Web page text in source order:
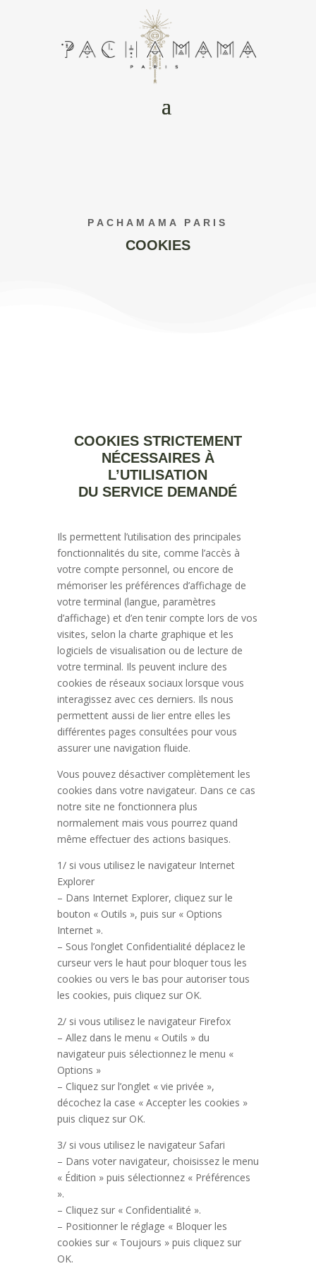
PACHAMAMA PARIS
COOKIES
COOKIES STRICTEMENT
NÉCESSAIRES À
L’UTILISATION
DU SERVICE DEMANDÉ
Ils permettent l’utilisation des principales
fonctionnalités du site, comme l’accès à
votre compte personnel, ou encore de
mémoriser les préférences d’affichage de
votre terminal (langue, paramètres
d’affichage) et d’en tenir compte lors de vos
visites, selon la charte graphique et les
logiciels de visualisation ou de lecture de
votre terminal. Ils peuvent inclure des
cookies de réseaux sociaux lorsque vous
interagissez avec ces derniers. Ils nous
permettent aussi de lier entre elles les
différentes pages consultées pour vous
assurer une navigation fluide.
Vous pouvez désactiver complètement les
cookies dans votre navigateur. Dans ce cas
notre site ne fonctionnera plus
normalement mais vous pourrez quand
même effectuer des actions basiques.
1/ si vous utilisez le navigateur Internet
Explorer
– Dans Internet Explorer, cliquez sur le
bouton « Outils », puis sur « Options
Internet ».
– Sous l’onglet Confidentialité déplacez le
curseur vers le haut pour bloquer tous les
cookies ou vers le bas pour autoriser tous
les cookies, puis cliquez sur OK.
2/ si vous utilisez le navigateur Firefox
– Allez dans le menu « Outils » du
navigateur puis sélectionnez le menu «
Options »
– Cliquez sur l’onglet « vie privée »,
décochez la case « Accepter les cookies »
puis cliquez sur OK.
3/ si vous utilisez le navigateur Safari
– Dans voter navigateur, choisissez le menu
« Édition » puis sélectionnez « Préférences
».
– Cliquez sur « Confidentialité ».
– Positionner le réglage « Bloquer les
cookies sur « Toujours » puis cliquez sur
OK.